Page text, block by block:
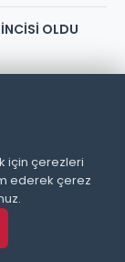
OLDU
Çömlekler
için çerezleri
ederek çerez